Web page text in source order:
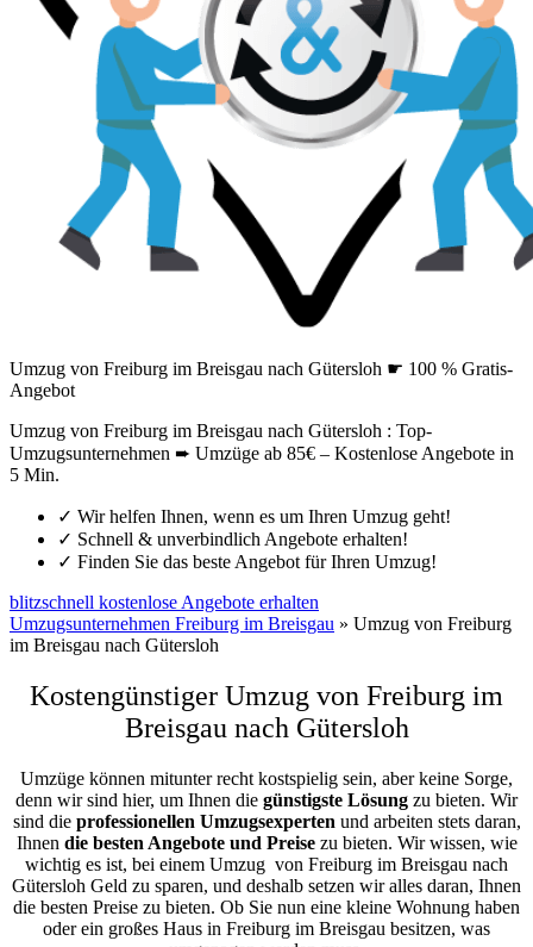
Umzug von Freiburg im Breisgau nach Gütersloh ☛ 100 % Gratis-
Angebot
Umzug von Freiburg im Breisgau nach Gütersloh : Top-
Umzugsunternehmen ➨ Umzüge ab 85€ – Kostenlose Angebote in
5 Min.
✓ Wir helfen Ihnen, wenn es um Ihren Umzug geht!
✓ Schnell & unverbindlich Angebote erhalten!
✓ Finden Sie das beste Angebot für Ihren Umzug!
blitzschnell kostenlose Angebote erhalten
Umzugsunternehmen Freiburg im Breisgau » Umzug von Freiburg
im Breisgau nach Gütersloh
Kostengünstiger Umzug von Freiburg im
Breisgau nach Gütersloh
Umzüge können mitunter recht kostspielig sein, aber keine Sorge,
denn wir sind hier, um Ihnen die günstigste Lösung zu bieten. Wir
sind die professionellen Umzugsexperten und arbeiten stets daran,
Ihnen die besten Angebote und Preisezu bieten. Wir wissen, wie
wichtig es ist, bei einem Umzug von Freiburg im Breisgau nach
Gütersloh Geld zu sparen, und deshalb setzen wir alles daran, Ihnen
die besten Preise zu bieten. Ob Sie nun eine kleine Wohnung haben
oder ein großes Haus in Freiburg im Breisgau besitzen, was